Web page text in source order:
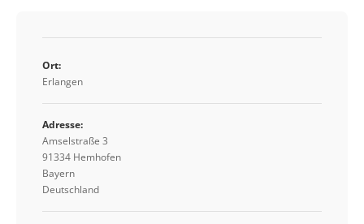
Ort:
Erlangen
Adresse:
Amselstraße 3
91334 Hemhofen
Bayern
Deutschland